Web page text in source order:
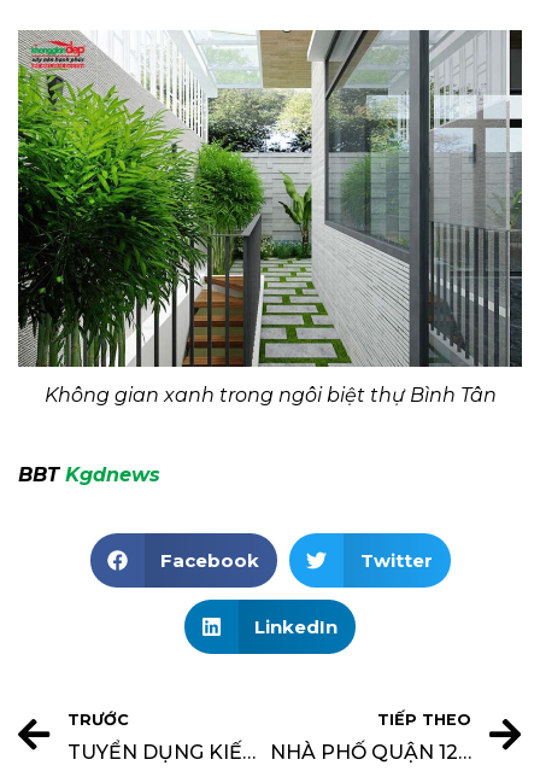
Không gian xanh trong ngôi biệt thự Bình Tân
BBTKgdnews
Facebook Twitter
LinkedIn
TRƯỚC
TUYỂN DỤNG KIẾN TRÚC SƯ & THIẾT KẾ NỘI THẤT
TIẾP THEO
NHÀ PHỐ QUẬN 12 – PHONG CÁCH THÔ MỘC KẾT HỢP THÔNG TẦNG ĐỘC ĐÁO